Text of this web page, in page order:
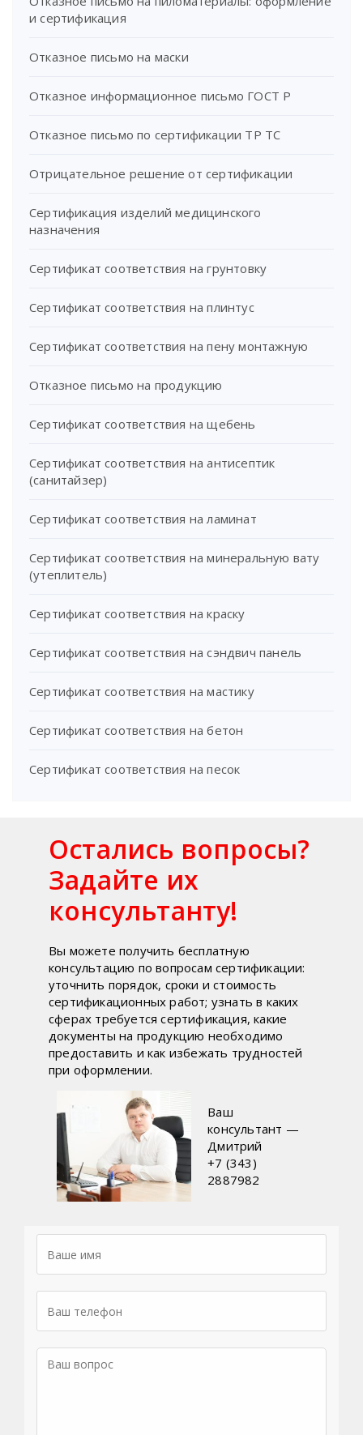
и сертификация
Отказное письмо на маски
Отказное информационное письмо ГОСТ Р
Отказное письмо по сертификации ТР ТС
Отрицательное решение от сертификации
Сертификация изделий медицинского
назначения
Сертификат соответствия на грунтовку
Сертификат соответствия на плинтус
Сертификат соответствия на пену монтажную
Отказное письмо на продукцию
Сертификат соответствия на щебень
Сертификат соответствия на антисептик
(санитайзер)
Сертификат соответствия на ламинат
Сертификат соответствия на минеральную вату
(утеплитель)
Сертификат соответствия на краску
Сертификат соответствия на сэндвич панель
Сертификат соответствия на мастику
Сертификат соответствия на бетон
Сертификат соответствия на песок
Остались вопросы?
Задайте их
консультанту!
Вы можете получить бесплатную
консультацию по вопросам сертификации:
уточнить порядок, сроки и стоимость
сертификационных работ; узнать в каких
сферах требуется сертификация, какие
документы на продукцию необходимо
предоставить и как избежать трудностей
при оформлении.
Ваш
консультант —
Дмитрий
+7 (343)
2887982